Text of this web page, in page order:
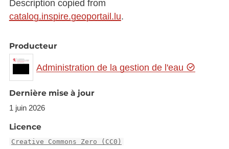
Description copied from
catalog.inspire.geoportail.lu.
Producteur
Administration de la gestion de l'eau
Dernière mise à jour
1 juin 2026
Licence
Creative Commons Zero (CC0)